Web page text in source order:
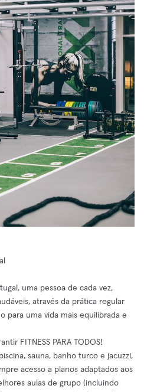
uma pessoa de cada vez,
através da prática regular
para uma vida mais equilibrada e
FITNESS PARA TODOS!
sauna, banho turco e jacuzzi,
acesso a planos adaptados aos
aulas de grupo (incluindo